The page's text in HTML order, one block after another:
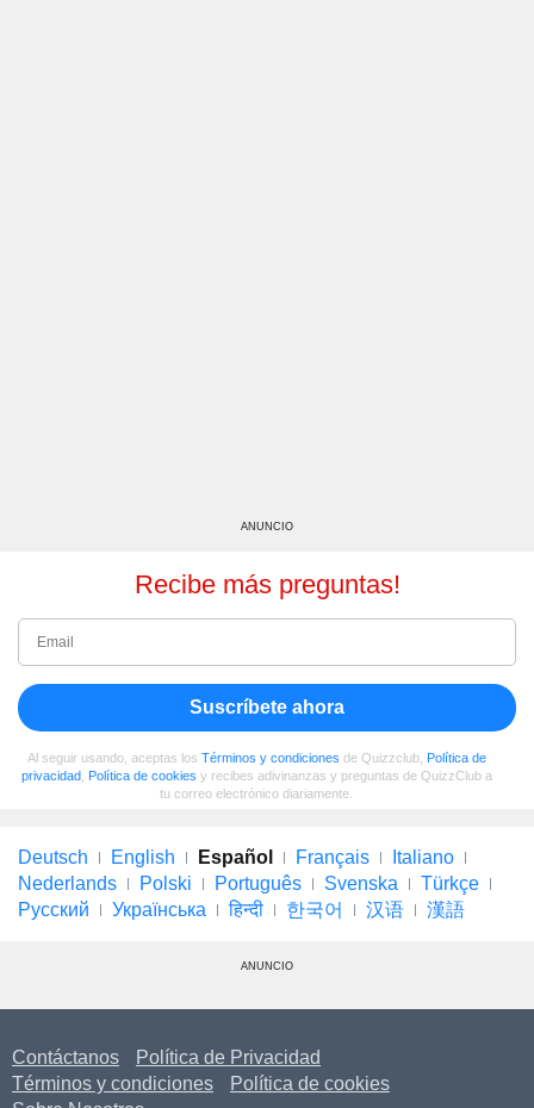
ANUNCIO
Recibe más preguntas!
Suscríbete ahora
Al seguir usando, aceptas los Términos y condiciones de Quizzclub, Política de
privacidad, Política de cookies y recibes adivinanzas y preguntas de QuizzClub a
tu correo electrónico diariamente.
Deutsch English Español Français
Italiano
Nederlands
Polski Português Svenska
Türkçe
Русский
Українська हिन्दी 한국어 汉语 漢語
ANUNCIO
Contáctanos
Política de Privacidad
Términos y condiciones
Política de cookies